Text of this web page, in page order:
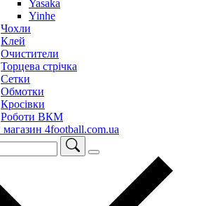
Yasaka
Yinhe
Чохли
Клей
Очистители
Торцева стрічка
Сетки
Обмотки
Кросівки
Роботи ВКМ